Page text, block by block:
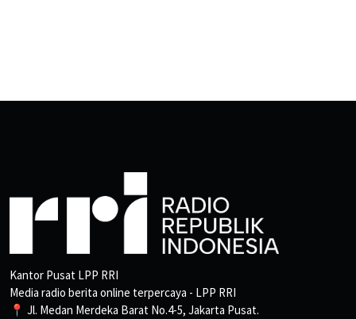
Kantor Pusat LPP RRI
Media radio berita online terpercaya - LPP RRI
📍 Jl. Medan Merdeka Barat No.4-5, Jakarta Pusat.